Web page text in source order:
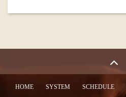
HOME SYSTEM SCHEDULE